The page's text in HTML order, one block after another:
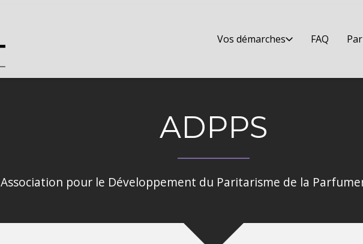
Vos démarches FAQ
ADPPS
Association pour le Développement du Paritarisme de la